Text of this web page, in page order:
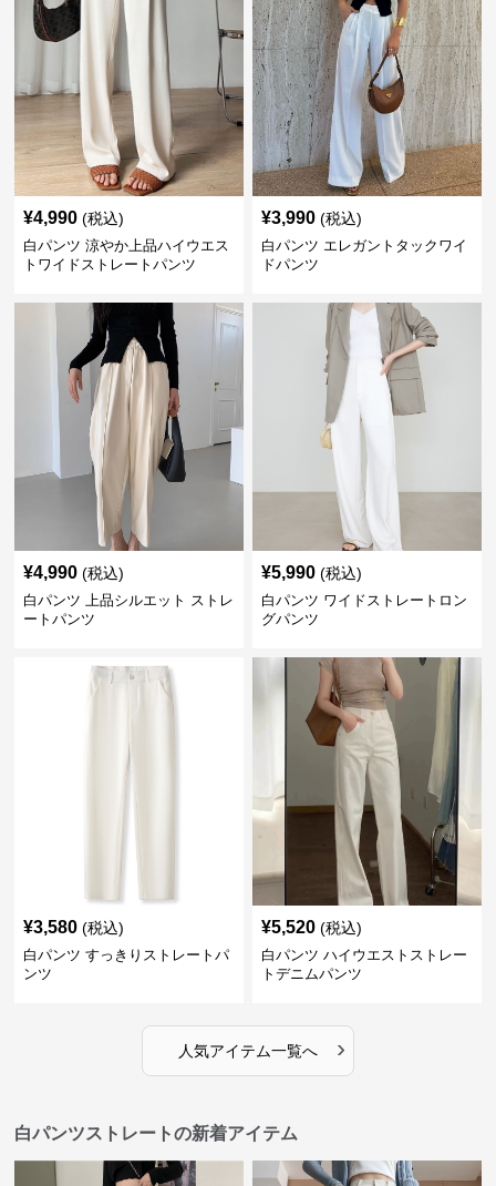
¥4,990 (税込)
白パンツ 涼やか上品ハイウエス
トワイドストレートパンツ
¥3,990 (税込)
白パンツ エレガントタックワイ
ドパンツ
¥4,990 (税込)
白パンツ 上品シルエット ストレ
ートパンツ
¥5,990 (税込)
白パンツ ワイドストレートロン
グパンツ
¥3,580 (税込)
白パンツ すっきりストレートパ
ンツ
¥5,520 (税込)
白パンツ ハイウエストストレー
トデニムパンツ
人気アイテム一覧へ ›
白パンツストレートの新着アイテム